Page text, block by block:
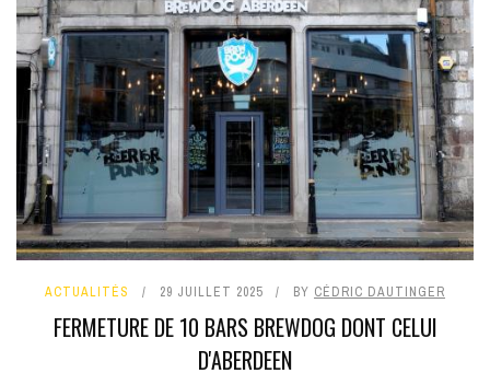
ACTUALITÉS 29 JUILLET 2025 BY CÉDRIC DAUTINGER
FERMETURE DE 10 BARS BREWDOG DONT CELUI
D'ABERDEEN